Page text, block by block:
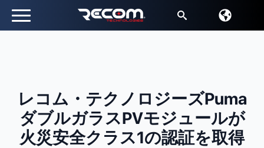
レコム・テクノロジーズPuma
ダブルガラスPVモジュールが
火災安全クラス1の認証を取得